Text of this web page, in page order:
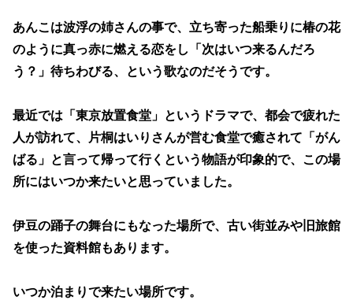
あんこは波浮の姉さんの事で、立ち寄った船乗りに椿の花
のように真っ赤に燃える恋をし「次はいつ来るんだろ
う？」待ちわびる、という歌なのだそうです。
最近では「東京放置食堂」というドラマで、都会で疲れた
人が訪れて、片桐はいりさんが営む食堂で癒されて「がん
ばる」と言って帰って行くという物語が印象的で、この場
所にはいつか来たいと思っていました。
伊豆の踊子の舞台にもなった場所で、古い街並みや旧旅館
を使った資料館もあります。
いつか泊まりで来たい場所です。